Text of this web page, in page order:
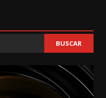
BUSCAR